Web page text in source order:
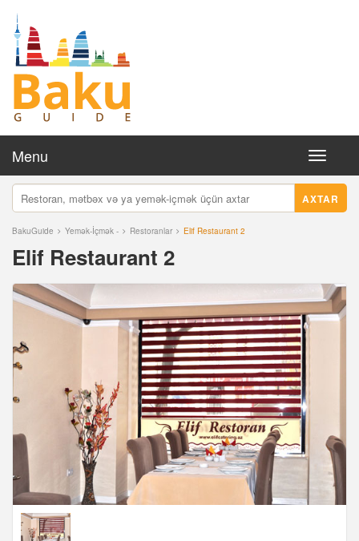
Toggle
Menu
AXTAR
BakuGuide Yemək-İçmək - Restoranlar Elif Restaurant 2
Elif Restaurant 2